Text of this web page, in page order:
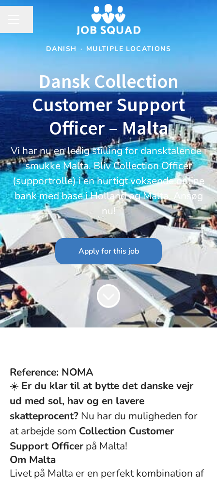
DANISH · MULTIPLE LOCATIONS
Dansk Collection
Customer Support
Officer – Malta
Vi har nu en ledig stilling for dansktalende i
smukke Malta. Bliv Collection Officer
(supportrolle) i en hurtigt voksende online
bank med base i Holland og Malta. Ansøg
nu!
Apply for this job
Reference: NOMA
☀️ Er du klar til at bytte det danske vejr
ud med sol, hav og en lavere
skatteprocent? Nu har du muligheden for
at arbejde som Collection Customer
Support Officerpå Malta!
Om Malta
Livet på Malta er en perfekt kombination af